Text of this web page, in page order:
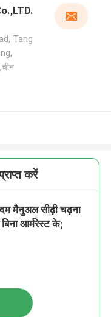
Tang
करें
मैनुअल सीढ़ी चढ़ना
आर्मरेस्ट के;